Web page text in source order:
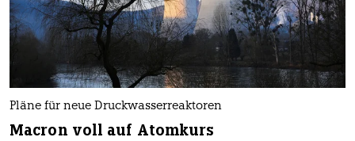
Pläne für neue Druckwasserreaktoren
Macron voll auf Atomkurs